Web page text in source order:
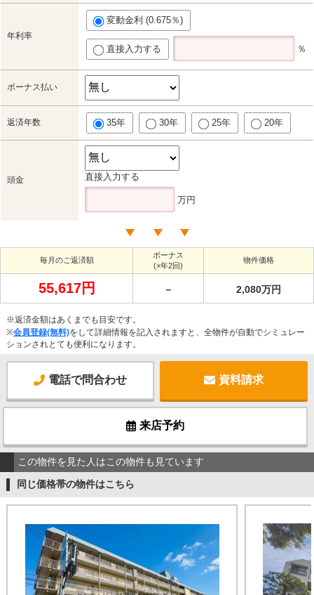
年利率
変動金利 (0.675％)
直接入力する ％
ボーナス払い
返済年数 35年 30年 25年 20年
頭金 直接入力する
万円
毎月のご返済額
ボーナス
(×年2回)
物件価格
55,617円 － 2,080万円
※返済金額はあくまでも目安です。
※会員登録(無料)をして詳細情報を記入されますと、全物件が自動でシミュレー
ションされとても便利になります。
電話で問合わせ 資料請求
来店予約
この物件を見た人はこの物件も見ています
同じ価格帯の物件はこちら